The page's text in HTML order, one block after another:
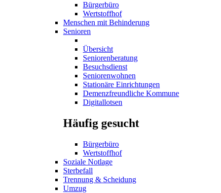
Bürgerbüro
Wertstoffhof
Menschen mit Behinderung
Senioren
Übersicht
Seniorenberatung
Besuchsdienst
Seniorenwohnen
Stationäre Einrichtungen
Demenzfreundliche Kommune
Digitallotsen
Häufig gesucht
Bürgerbüro
Wertstoffhof
Soziale Notlage
Sterbefall
Trennung & Scheidung
Umzug